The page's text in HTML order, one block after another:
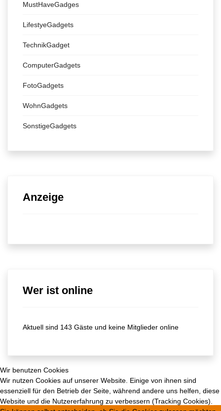
MustHaveGadges
LifestyeGadgets
TechnikGadget
ComputerGadgets
FotoGadgets
WohnGadgets
SonstigeGadgets
Anzeige
Wer ist online
Aktuell sind 143 Gäste und keine Mitglieder online
Wir benutzen Cookies
Wir nutzen Cookies auf unserer Website. Einige von ihnen sind
essenziell für den Betrieb der Seite, während andere uns helfen, diese
Website und die Nutzererfahrung zu verbessern (Tracking Cookies).